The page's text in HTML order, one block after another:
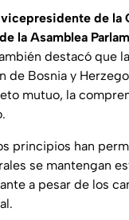
de la
la Asamblea
destacó que
de Bosnia y
mutuo, la
principios han
se mantengan
a pesar de los